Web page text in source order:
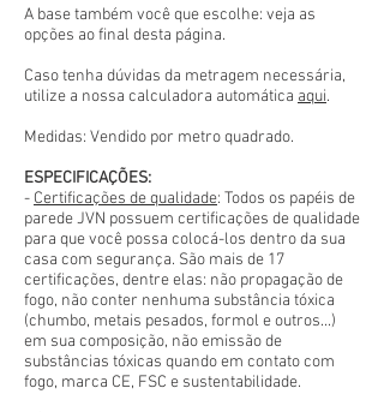
A base também você que escolhe: veja as
opções ao final desta página.
Caso tenha dúvidas da metragem necessária,
utilize a nossa calculadora automática aqui.
Medidas: Vendido por metro quadrado.
ESPECIFICAÇÕES:
- Certificações de qualidade: Todos os papéis de
parede JVN possuem certificações de qualidade
para que você possa colocá-los dentro da sua
casa com segurança. São mais de 17
certificações, dentre elas: não propagação de
fogo, não conter nenhuma substância tóxica
(chumbo, metais pesados, formol e outros...)
em sua composição, não emissão de
substâncias tóxicas quando em contato com
fogo, marca CE, FSC e sustentabilidade.